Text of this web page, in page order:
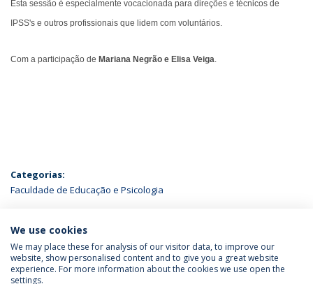
Esta sessão é especialmente vocacionada para direções e técnicos de
IPSS's e outros profissionais que lidem com voluntários.
Com a participação de Mariana Negrão e Elisa Veiga.
Categorias:
Faculdade de Educação e Psicologia
ÚLTIMAS NOTÍCIAS
Política de Privacidade
Termos & Condições
We use cookies
We may place these for analysis of our visitor data, to improve our
website, show personalised content and to give you a great website
experience. For more information about the cookies we use open the
settings.